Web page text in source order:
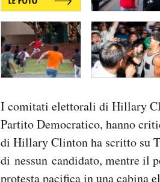
I comitati elettorali di Hillary
Partito Democratico, hanno
di Hillary Clinton ha scritto su
di nessun candidato, mentre il
protesta pacifica in una cabina